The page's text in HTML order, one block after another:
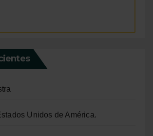
Unidos de América.